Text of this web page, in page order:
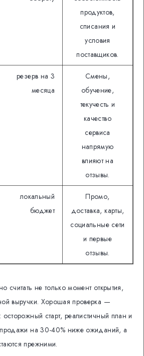
продуктов,
списания и
условия
поставщиков.
резерв на 3
месяца
Смены,
обучение,
текучесть и
качество
сервиса
напрямую
влияют на
отзывы.
локальный
бюджет
Промо,
доставка, карты,
социальные сети
и первые
отзывы.
считать не только момент открытия,
выручки. Хорошая проверка —
осторожный старт, реалистичный план и
продажи на 30-40% ниже ожиданий, а
прежними.